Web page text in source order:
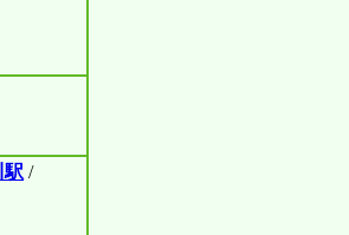
駅 /